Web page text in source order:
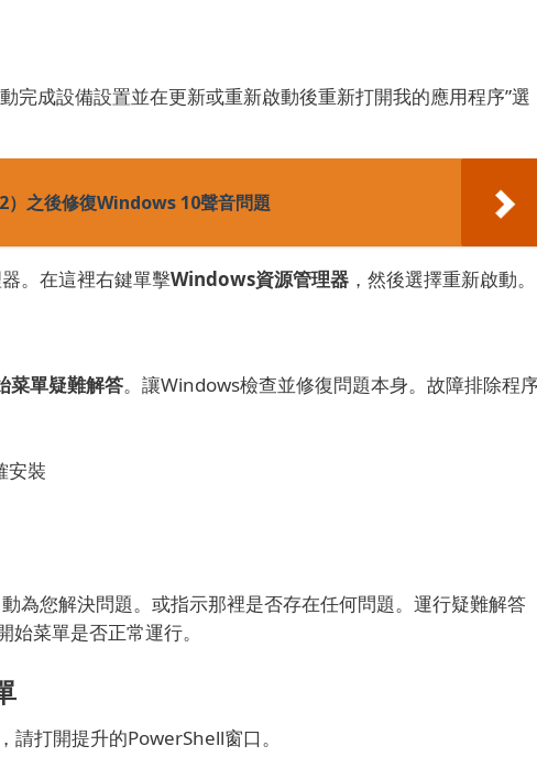
完成設備設置並在更新或重新啟動後重新打開我的應用程序”選
之後修復Windows 10聲音問題
。 在這裡右鍵單擊Windows資源管理器 ，然後選擇重新啟動。
單疑難解答。 讓Windows檢查並修復問題本身。 故障排除程
安裝
為您解決問題。 或指示那裡是否存在任何問題。 運行疑難解答
菜單是否正常運行。
請打開提升的PowerShell窗口。